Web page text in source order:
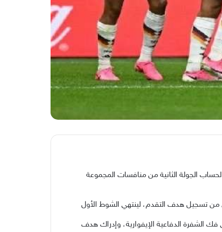
احتضنها ملعب “تورونتو” بكندا، لحساب الجولة الثانية من منافسات المجموعة
في الدقيقة 30’، عندما تمكن النجم فرانك كيسي من تسجيل هدف التقدم، لينتهي الشوط الأول
الشفرة الدفاعية الإيفوارية، وإدراك هدف